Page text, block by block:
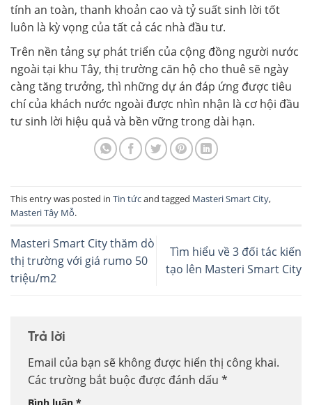
tính an toàn, thanh khoản cao và tỷ suất sinh lời tốt
luôn là kỳ vọng của tất cả các nhà đầu tư.
Trên nền tảng sự phát triển của cộng đồng người nước
ngoài tại khu Tây, thị trường căn hộ cho thuê sẽ ngày
càng tăng trưởng, thì những dự án đáp ứng được tiêu
chí của khách nước ngoài được nhìn nhận là cơ hội đầu
tư sinh lời hiệu quả và bền vững trong dài hạn.
This entry was posted in Tin tứcand tagged Masteri Smart City,
Masteri Tây Mỗ.
Masteri Smart City thăm dò
thị trường với giá rumo 50
triệu/m2
Tìm hiểu về 3 đối tác kiến
tạo lên Masteri Smart City
Trả lời
Email của bạn sẽ không được hiển thị công khai.
Các trường bắt buộc được đánh dấu *